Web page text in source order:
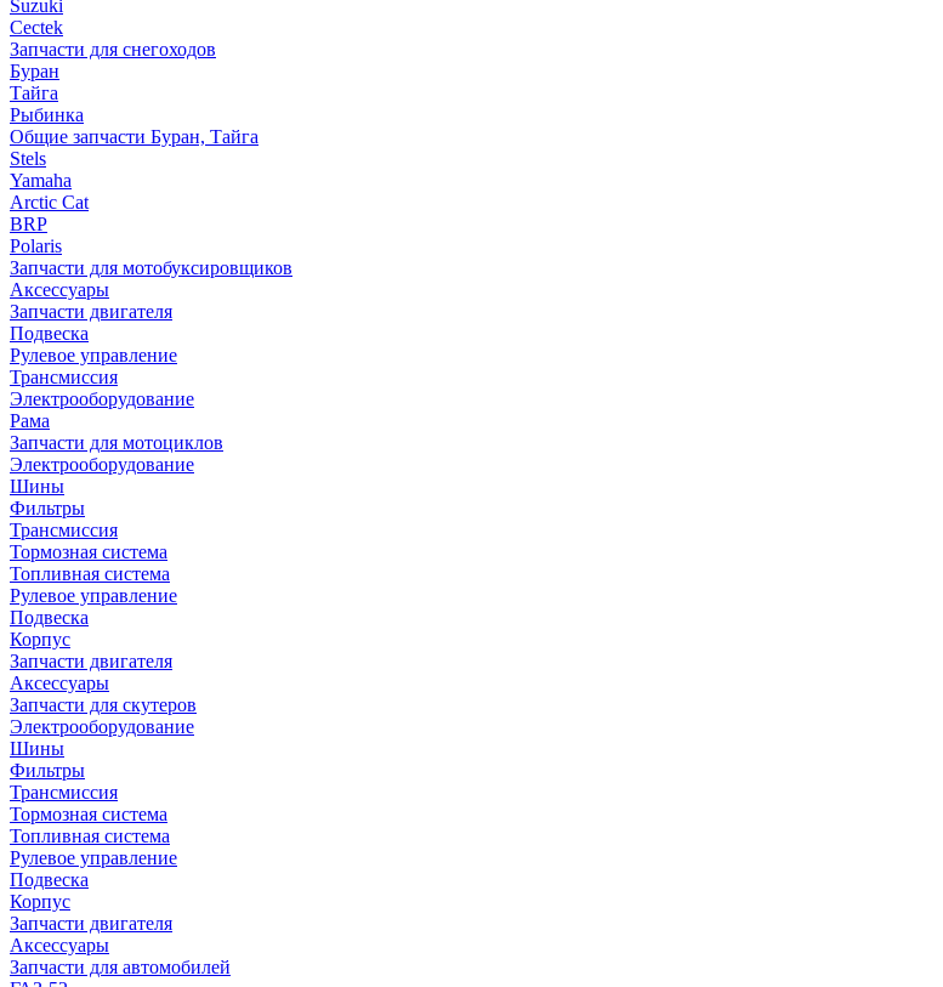
Suzuki
Cectek
Запчасти для снегоходов
Буран
Тайга
Рыбинка
Общие запчасти Буран, Тайга
Stels
Yamaha
Arctic Cat
BRP
Polaris
Запчасти для мотобуксировщиков
Аксессуары
Запчасти двигателя
Подвеска
Рулевое управление
Трансмиссия
Электрооборудование
Рама
Запчасти для мотоциклов
Электрооборудование
Шины
Фильтры
Трансмиссия
Тормозная система
Топливная система
Рулевое управление
Подвеска
Корпус
Запчасти двигателя
Аксессуары
Запчасти для скутеров
Электрооборудование
Шины
Фильтры
Трансмиссия
Тормозная система
Топливная система
Рулевое управление
Подвеска
Корпус
Запчасти двигателя
Аксессуары
Запчасти для автомобилей